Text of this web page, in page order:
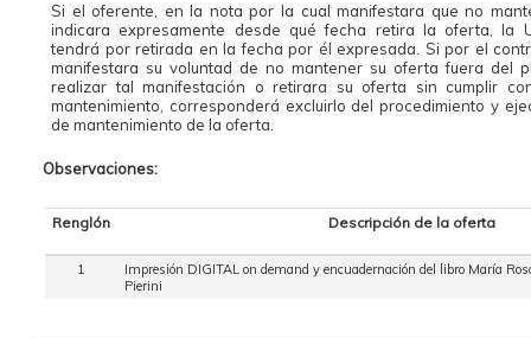
Si el oferente, en la nota por la cual manifestara que no
indicara expresamente desde qué fecha retira la oferta, la
tendrá por retirada en la fecha por él expresada. Si por el
manifestara su voluntad de no mantener su oferta fuera del
realizar tal manifestación o retirara su oferta sin cumplir
mantenimiento, corresponderá excluirlo del procedimiento y
de mantenimiento de la oferta.
Observaciones:
Renglón Descripción de la oferta
1
Impresión DIGITAL on demand y encuadernación del libro María
Pierini